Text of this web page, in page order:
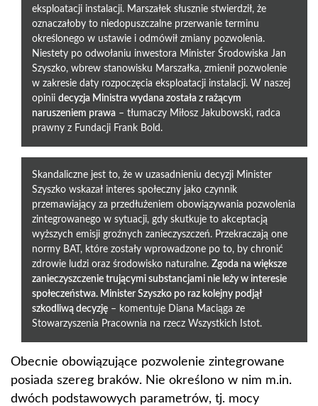
eksploatacji instalacji. Marszałek słusznie stwierdził, że
oznaczałoby to niedopuszczalne przerwanie terminu
określonego w ustawie i odmówił zmiany pozwolenia.
Niestety po odwołaniu inwestora Minister Środowiska Jan
Szyszko, wbrew stanowisku Marszałka, zmienił pozwolenie
w zakresie daty rozpoczęcia eksploatacji instalacji. W naszej
opinii decyzja Ministra wydana została z rażącym
naruszeniem prawa – tłumaczy Miłosz Jakubowski, radca
prawny z Fundacji Frank Bold.
Skandaliczne jest to, że w uzasadnieniu decyzji Minister
Szyszko wskazał interes społeczny jako czynnik
przemawiający za przedłużeniem obowiązywania pozwolenia
zintegrowanego w sytuacji, gdy skutkuje to akceptacją
wyższych emisji groźnych zanieczyszczeń. Przekraczają one
normy BAT, które zostały wprowadzone po to, by chronić
zdrowie ludzi oraz środowisko naturalne. Zgoda na większe
zanieczyszczenie trującymi substancjami nie leży w interesie
społeczeństwa. Minister Szyszko po raz kolejny podjął
szkodliwą decyzję – komentuje Diana Maciąga ze
Stowarzyszenia Pracownia na rzecz Wszystkich Istot.
Obecnie obowiązujące pozwolenie zintegrowane
posiada szereg braków. Nie określono w nim m.in.
dwóch podstawowych parametrów, tj. mocy